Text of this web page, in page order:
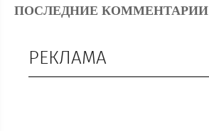
ПОСЛЕДНИЕ КОММЕНТАРИИ
РЕКЛАМА